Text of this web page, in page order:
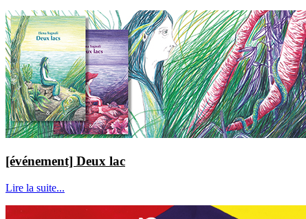
[événement] Deux lac
Lire la suite...